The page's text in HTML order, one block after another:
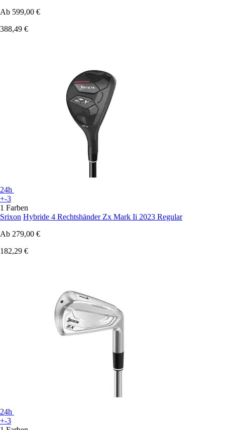
Ab 599,00 €
388,49 €
24h
+-3
1 Farben
Srixon Hybride 4 Rechtshänder Zx Mark Ii 2023 Regular
Ab 279,00 €
182,29 €
24h
+-3